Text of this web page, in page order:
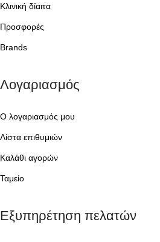
Κλινική δίαιτα
Προσφορές
Brands
Λογαριασμός
Ο λογαριασμός μου
Λίστα επιθυμιών
Καλάθι αγορών
Ταμείο
Εξυπηρέτηση πελατών